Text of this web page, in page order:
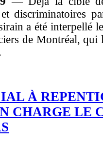
discriminatoires
a été interpellé
de Montréal, qui
À
CHARGE LE